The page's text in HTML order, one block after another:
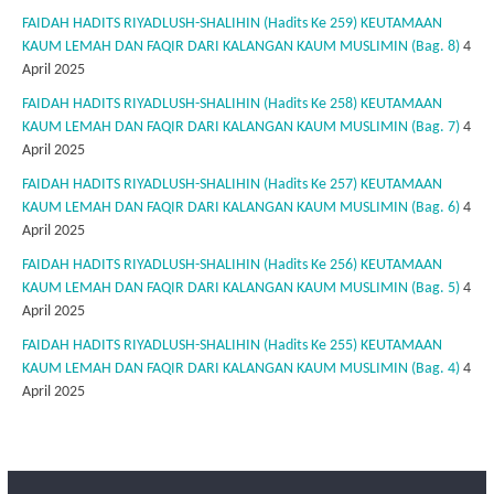
FAIDAH HADITS RIYADLUSH-SHALIHIN (Hadits Ke 259) KEUTAMAAN
KAUM LEMAH DAN FAQIR DARI KALANGAN KAUM MUSLIMIN (Bag. 8) 4
April 2025
FAIDAH HADITS RIYADLUSH-SHALIHIN (Hadits Ke 258) KEUTAMAAN
KAUM LEMAH DAN FAQIR DARI KALANGAN KAUM MUSLIMIN (Bag. 7) 4
April 2025
FAIDAH HADITS RIYADLUSH-SHALIHIN (Hadits Ke 257) KEUTAMAAN
KAUM LEMAH DAN FAQIR DARI KALANGAN KAUM MUSLIMIN (Bag. 6) 4
April 2025
FAIDAH HADITS RIYADLUSH-SHALIHIN (Hadits Ke 256) KEUTAMAAN
KAUM LEMAH DAN FAQIR DARI KALANGAN KAUM MUSLIMIN (Bag. 5) 4
April 2025
FAIDAH HADITS RIYADLUSH-SHALIHIN (Hadits Ke 255) KEUTAMAAN
KAUM LEMAH DAN FAQIR DARI KALANGAN KAUM MUSLIMIN (Bag. 4) 4
April 2025